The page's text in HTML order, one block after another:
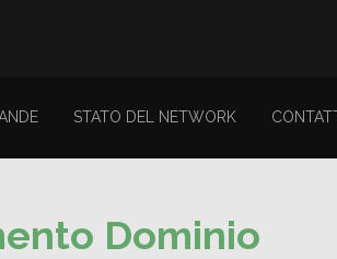
STATO DEL NETWORK
Dominio